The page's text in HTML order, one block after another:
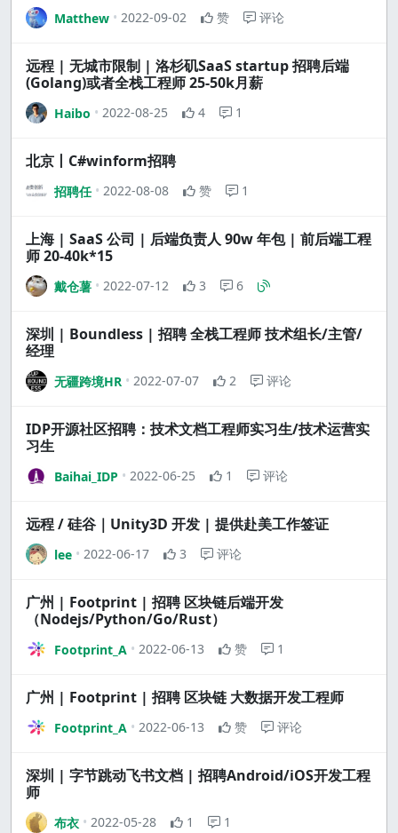
Matthew 2022-09-02 赞 评论
远程 | 无城市限制 | 洛杉矶SaaS startup 招聘后端
(Golang)或者全栈工程师 25-50k月薪
Haibo 2022-08-25 4 1
北京丨C#winform招聘
招聘任 2022-08-08 赞 1
上海 | SaaS 公司 | 后端负责人 90w 年包 | 前后端工程
师 20-40k*15
戴仓薯 2022-07-12 3 6
深圳 | Boundless | 招聘 全栈工程师 技术组长/主管/
经理
无疆跨境HR 2022-07-07 2 评论
IDP开源社区招聘：技术文档工程师实习生/技术运营实
习生
Baihai_IDP 2022-06-25 1 评论
远程 / 硅谷｜Unity3D 开发 | 提供赴美工作签证
lee 2022-06-17 3 评论
广州 | Footprint | 招聘 区块链后端开发
（Nodejs/Python/Go/Rust）
Footprint_A 2022-06-13 赞 1
广州 | Footprint | 招聘 区块链 大数据开发工程师
Footprint_A 2022-06-13 赞 评论
深圳 | 字节跳动飞书文档 | 招聘Android/iOS开发工程
师
布衣 2022-05-28 1 1